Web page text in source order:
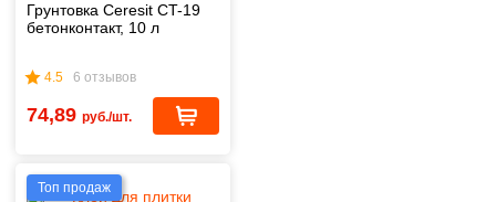
Грунтовка Ceresit CT-19
бетонконтакт, 10 л
4.5 6 отзывов
74,89 руб./шт.
Топ продаж